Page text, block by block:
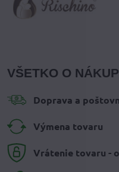
VŠETKO O
Doprava a
Výmena tovaru
Vrátenie tovaru -